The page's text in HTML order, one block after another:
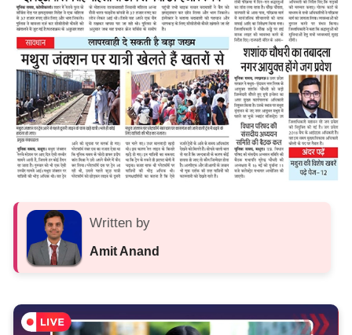
Written by
Amit Anand